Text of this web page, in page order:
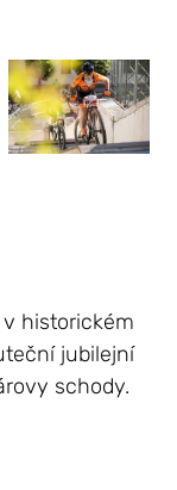
historickém
jubilejní
schody.